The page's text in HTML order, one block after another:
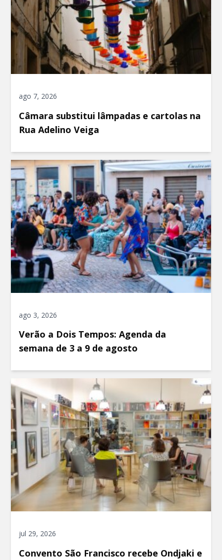
ago 7, 2026
Câmara substitui lâmpadas e cartolas na
Rua Adelino Veiga
ago 3, 2026
Verão a Dois Tempos: Agenda da
semana de 3 a 9 de agosto
jul 29, 2026
Convento São Francisco recebe Ondjaki e